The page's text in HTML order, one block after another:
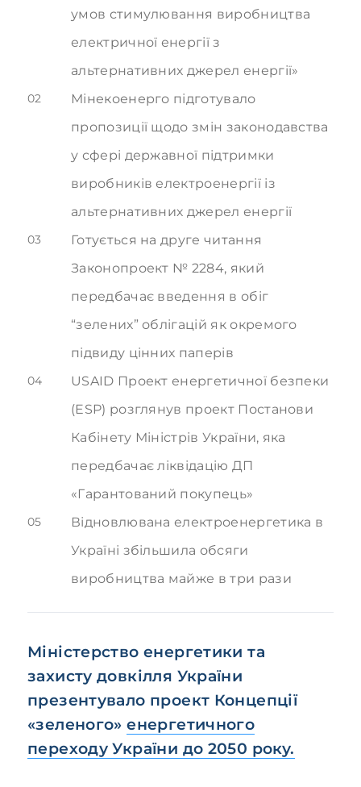
умов стимулювання виробництва
електричної енергії з
альтернативних джерел енергії»
02
Мінекоенерго підготувало
пропозиції щодо змін законодавства
у сфері державної підтримки
виробників електроенергії із
альтернативних джерел енергії
03
Готується на друге читання
Законопроект № 2284, який
передбачає введення в обіг
“зелених” облігацій як окремого
підвиду цінних паперів
04
USAID Проект енергетичної безпеки
(ESP) розглянув проект Постанови
Кабінету Міністрів України, яка
передбачає ліквідацію ДП
«Гарантований покупець»
05
Відновлювана електроенергетика в
Україні збільшила обсяги
виробництва майже в три рази
Міністерство енергетики та
захисту довкілля України
презентувало проект Концепції
«зеленого»енергетичного
переходу України до 2050 року.